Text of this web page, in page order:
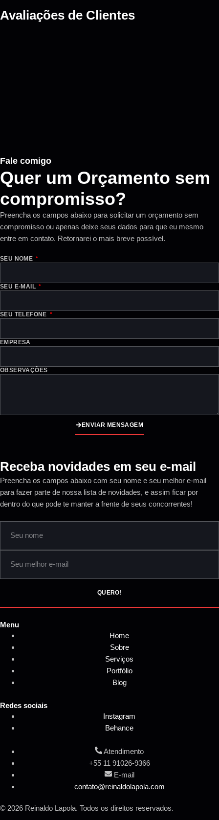
Avaliações de Clientes
Fale comigo
Quer um Orçamento sem
compromisso?
Preencha os campos abaixo para solicitar um orçamento sem
compromisso ou apenas deixe seus dados para que eu mesmo
entre em contato. Retornarei o mais breve possível.
SEU NOME
SEU E-MAIL
SEU TELEFONE
EMPRESA
OBSERVAÇÕES
ENVIAR MENSAGEM
Receba novidades em seu e-mail
Preencha os campos abaixo com seu nome e seu melhor e-mail
para fazer parte de nossa lista de novidades, e assim ficar por
dentro do que pode te manter a frente de seus concorrentes!
QUERO!
Menu
Home
Sobre
Serviços
Portfólio
Blog
Redes sociais
Instagram
Behance
Atendimento
+55 11 91026-9366
E-mail
contato@reinaldolapola.com
© 2026 Reinaldo Lapola. Todos os direitos reservados.